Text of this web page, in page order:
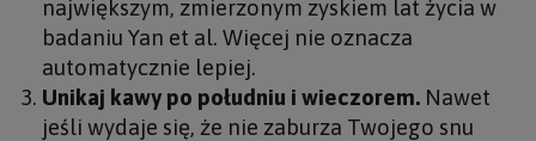
największym, zmierzonym zyskiem lat życia w
badaniu Yan et al. Więcej nie oznacza
automatycznie lepiej.
Unikaj kawy po południu i wieczorem. Nawet
jeśli wydaje się, że nie zaburza Twojego snu